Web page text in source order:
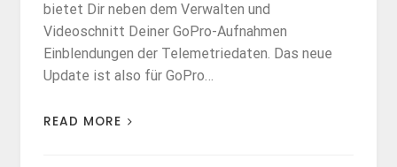
bietet Dir neben dem Verwalten und
Videoschnitt Deiner GoPro-Aufnahmen
Einblendungen der Telemetriedaten. Das neue
Update ist also für GoPro…
READ MORE